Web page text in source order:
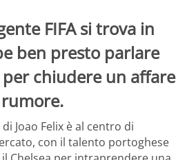
FIFA si trova in
ben presto parlare
chiudere un affare
Joao Felix è al centro di
con il talento portoghese